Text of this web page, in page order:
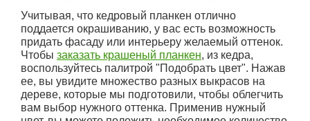
Учитывая, что кедровый планкен отлично
поддается окрашиванию, у вас есть возможность
придать фасаду или интерьеру желаемый оттенок.
Чтобы заказать крашеный планкен, из кедра,
воспользуйтесь палитрой "Подобрать цвет". Нажав
ее, вы увидите множество разных выкрасов на
дереве, которые мы подготовили, чтобы облегчить
вам выбор нужного оттенка. Применив нужный